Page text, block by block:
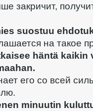
закричит,
suostuu
на такое
häntä kaikin
его со всей
minuutin